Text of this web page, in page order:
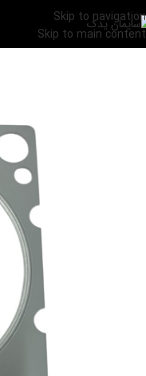
Skip to navigation
Skip to main content